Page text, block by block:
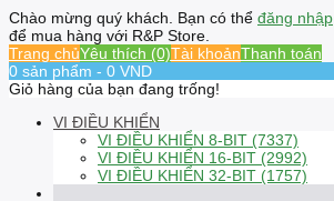
Chào mừng quý khách. Bạn có thể đăng nhập
để mua hàng với R&P Store.
Trang chủYêu thích (0)Tài khoảnThanh toán
0 sản phẩm - 0 VND
Giỏ hàng của bạn đang trống!
VI ĐIỀU KHIỂN
VI ĐIỀU KHIỂN 8-BIT (7337)
VI ĐIỀU KHIỂN 16-BIT (2992)
VI ĐIỀU KHIỂN 32-BIT (1757)